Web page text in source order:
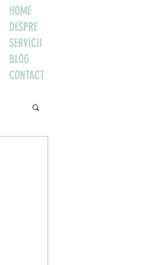
HOME
DESPRE
SERVICII
BLOG
CONTACT